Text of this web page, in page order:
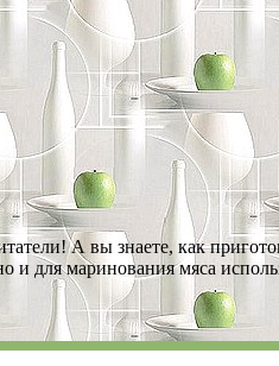
А вы знаете, как
для маринования мяса